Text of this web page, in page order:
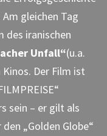
gleichen Tag
des iranischen
Unfall“(u.a.
Der Film ist
sein – er gilt als
„Golden Globe“